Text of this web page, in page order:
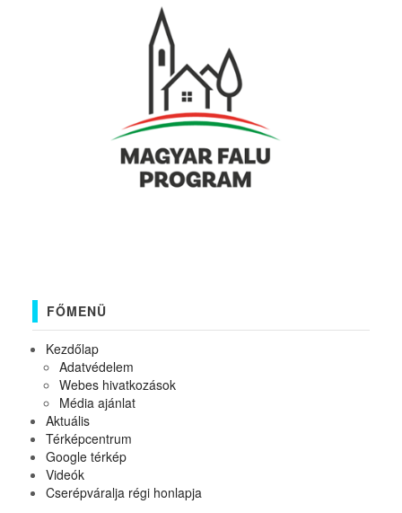
FŐMENÜ
Kezdőlap
Adatvédelem
Webes hivatkozások
Média ajánlat
Aktuális
Térképcentrum
Google térkép
Videók
Cserépváralja régi honlapja